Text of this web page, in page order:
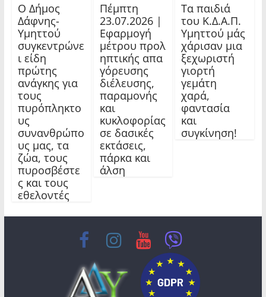
Ο Δήμος
Δάφνης-
Υμηττού
συγκεντρώνε
ι είδη
πρώτης
ανάγκης για
τους
πυρόπληκτο
υς
συνανθρώπο
υς μας, τα
ζώα, τους
πυροσβέστε
ς και τους
εθελοντές
Πέμπτη
23.07.2026 |
Εφαρμογή
μέτρου προλ
ηπτικής απα
γόρευσης
διέλευσης,
παραμονής
και
κυκλοφορίας
σε δασικές
εκτάσεις,
πάρκα και
άλση
Τα παιδιά
του Κ.Δ.Α.Π.
Υμηττού μάς
χάρισαν μια
ξεχωριστή
γιορτή
γεμάτη
χαρά,
φαντασία
και
συγκίνηση!